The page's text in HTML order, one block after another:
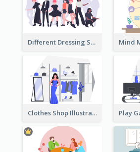
Different Dressing Style Illustration
Clothes Shop Illustration